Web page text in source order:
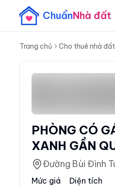
ChuẩnNhà đất
Trang chủ Cho thuê nhà đất
PHÒNG CÓ
XANH GẦN
Đường Bùi Đình
Mức giá
Diện tích